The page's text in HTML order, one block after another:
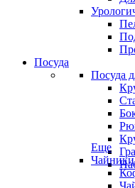
Посуда
Посуда
Еще